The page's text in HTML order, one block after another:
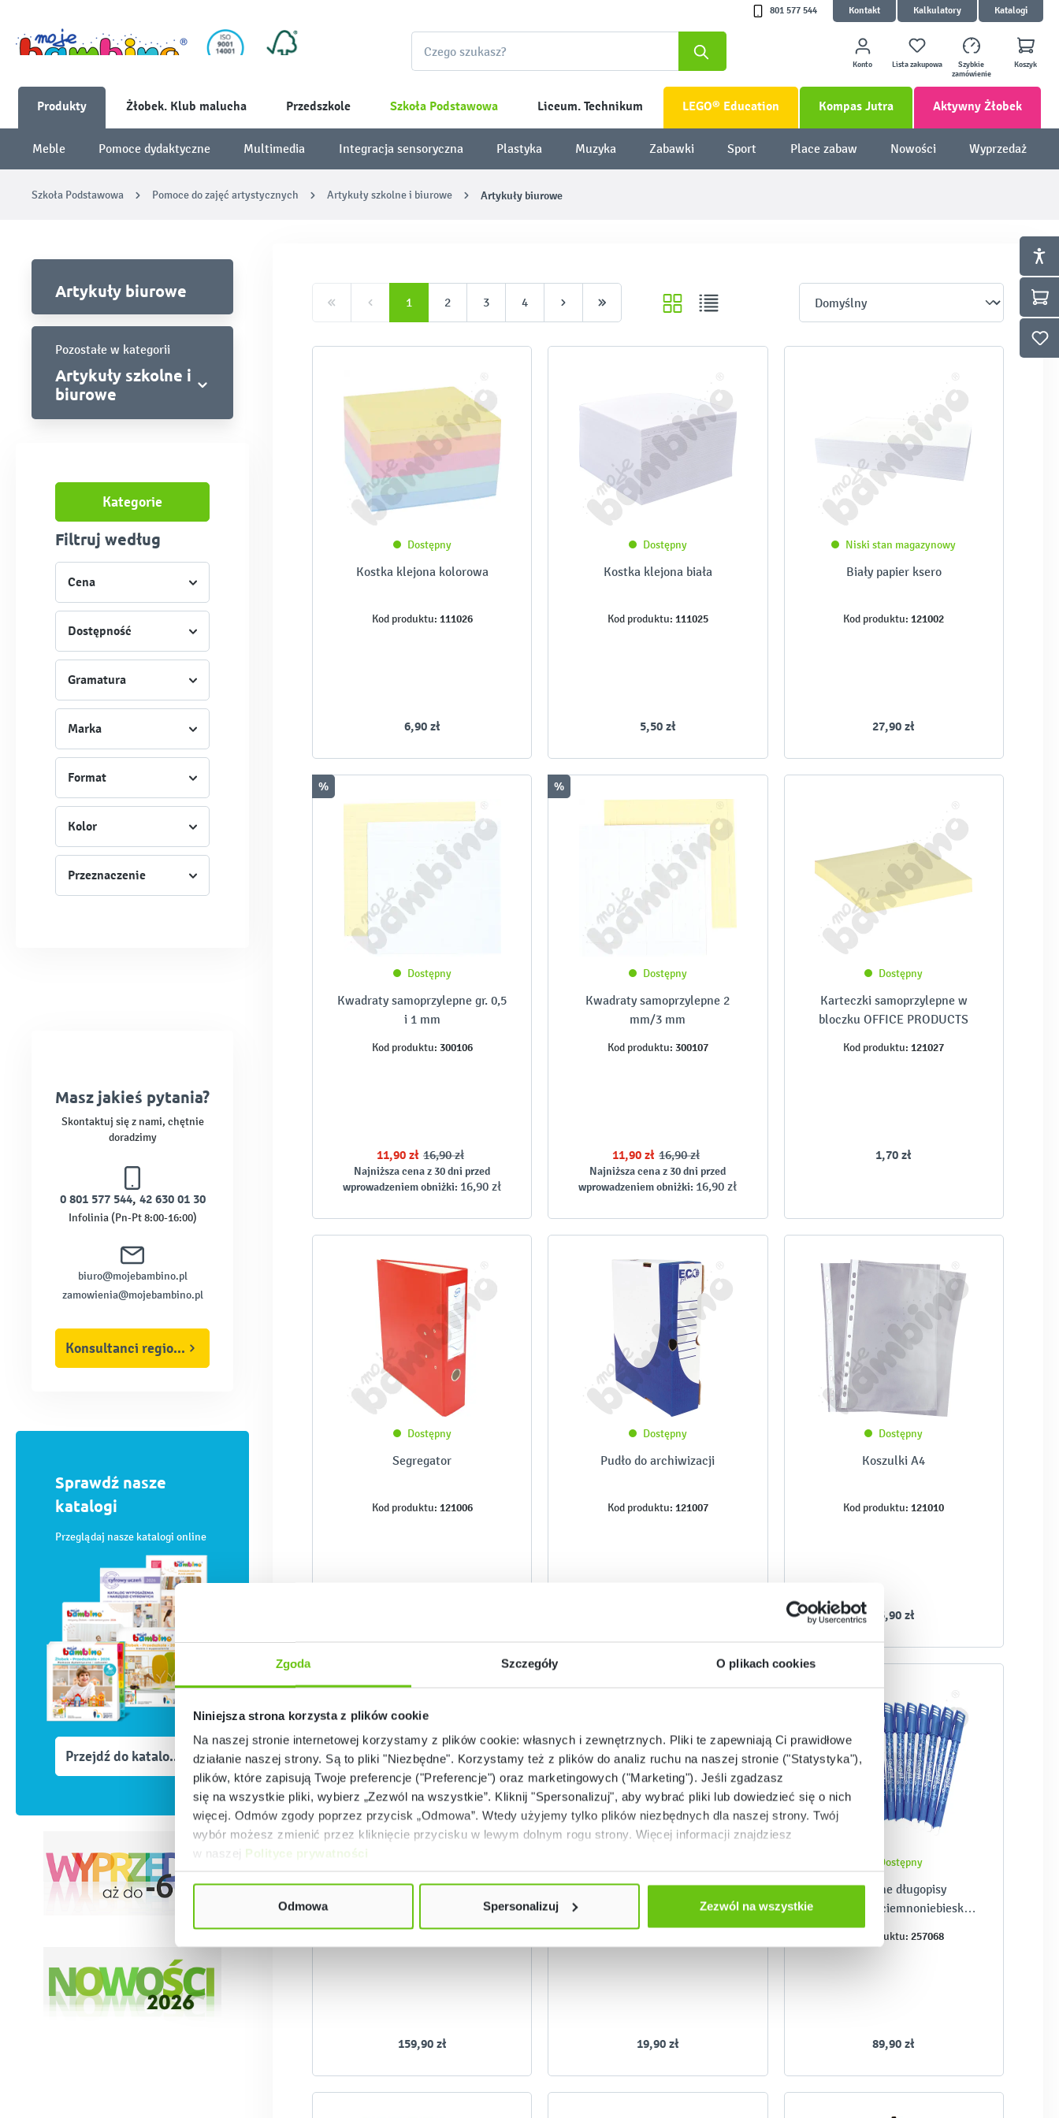
Zgoda Szczegóły O plikach cookies
Niniejsza strona korzysta z plików cookie
Na naszej stronie internetowej korzystamy z plików cookie: własnych i zewnętrznych. Pliki te zapewniają Ci prawidłowe
działanie naszej strony. Są to pliki "Niezbędne". Korzystamy też z plików do analiz ruchu na naszej stronie ("Statystyka"),
plików, które zapisują Twoje preferencje ("Preferencje") oraz marketingowych ("Marketing"). Jeśli zgadzasz
się na wszystkie pliki, wybierz „Zezwól na wszystkie”. Kliknij "Spersonalizuj", aby wybrać pliki lub dowiedzieć się o nich
więcej. Odmów zgody poprzez przycisk „Odmowa”. Wtedy użyjemy tylko plików niezbędnych dla naszej strony. Twój
wybór możesz zmienić przez kliknięcie przycisku w lewym dolnym rogu strony. Więcej informacji znajdziesz
w naszej Polityce prywatności
Odmowa Spersonalizuj Zezwól na wszystkie
801 577 544 Kontakt Kalkulatory Katalogi
Konto Lista zakupowa
Szybkie
zamówienie
Koszyk
Produkty Żłobek. Klub malucha Przedszkole Szkoła Podstawowa Liceum. Technikum LEGO® Education Kompas Jutra Aktywny Żłobek
Meble Pomoce dydaktyczne Multimedia Integracja sensoryczna Plastyka Muzyka Zabawki Sport Place zabaw Nowości Wyprzedaż
Szkoła Podstawowa Pomoce do zajęć artystycznych Artykuły szkolne i biurowe Artykuły biurowe
Artykuły biurowe
Pozostałe w kategorii
Artykuły szkolne i
biurowe
Kategorie
Filtruj według
Cena
Dostępność
Gramatura
Marka
Format
Kolor
Przeznaczenie
Masz jakieś pytania?
Skontaktuj się z nami, chętnie
doradzimy
0 801 577 544, 42 630 01 30
Infolinia (Pn-Pt 8:00-16:00)
biuro@mojebambino.pl
zamowienia@mojebambino.pl
Konsultanci regionalni
Sprawdź nasze
katalogi
Przeglądaj nasze katalogi online
Przejdź do katalogów
1 2 3 4
Dostępny
Kostka klejona kolorowa
Kod produktu: 111026
6,90 zł
Dostępny
Kostka klejona biała
Kod produktu: 111025
5,50 zł
Niski stan magazynowy
Biały papier ksero
Kod produktu: 121002
27,90 zł
%
Dostępny
Kwadraty samoprzylepne gr. 0,5
i 1 mm
Kod produktu: 300106
11,90 zł 16,90 zł
Najniższa cena z 30 dni przed
wprowadzeniem obniżki: 16,90 zł
%
Dostępny
Kwadraty samoprzylepne 2
mm/3 mm
Kod produktu: 300107
11,90 zł 16,90 zł
Najniższa cena z 30 dni przed
wprowadzeniem obniżki: 16,90 zł
Dostępny
Karteczki samoprzylepne w
bloczku OFFICE PRODUCTS
Kod produktu: 121027
1,70 zł
Dostępny
Segregator
Kod produktu: 121006
Dostępny
Pudło do archiwizacji
Kod produktu: 121007
Dostępny
Koszulki A4
Kod produktu: 121010
15,90 zł
Folia laminacyjna A4, 100 szt.
159,90 zł
Ołówek automatyczny Q-
CONNECT 0,5, 10 szt.
19,90 zł
Dostępny
Magiczne długopisy
zmazywalne ciemnoniebieskie,
Kod produktu: 257068
89,90 zł